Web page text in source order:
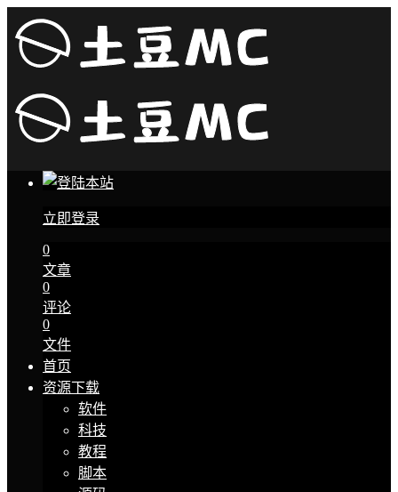
立即登录
0
文章
0
评论
0
文件
首页
资源下载
软件
科技
教程
脚本